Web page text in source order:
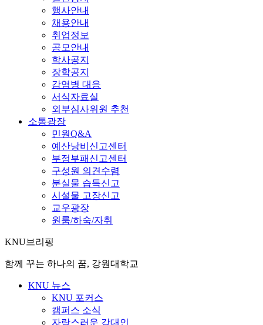
행사안내
채용안내
취업정보
공모안내
학사공지
장학공지
감염병 대응
서식자료실
외부심사위원 추천
소통광장
민원Q&A
예산낭비신고센터
부정부패신고센터
구성원 의견수렴
분실물 습득신고
시설물 고장신고
교우광장
원룸/하숙/자취
KNU브리핑
함께 꾸는 하나의 꿈, 강원대학교
KNU 뉴스
KNU 포커스
캠퍼스 소식
자랑스러운 강대인